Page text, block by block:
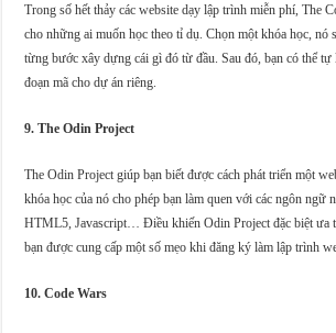
Trong số hết thảy các website dạy lập trình miễn phí, The
cho những ai muốn học theo tỉ dụ. Chọn một khóa học, nó
từng bước xây dựng cái gì đó từ đầu. Sau đó, bạn có thể tự
đoạn mã cho dự án riêng.
9. The Odin Project
The Odin Project giúp bạn biết được cách phát triển một
khóa học của nó cho phép bạn làm quen với các ngôn ngữ
HTML5, Javascript… Điều khiến Odin Project đặc biệt ưa
bạn được cung cấp một số mẹo khi đăng ký làm lập trình
10. Code Wars